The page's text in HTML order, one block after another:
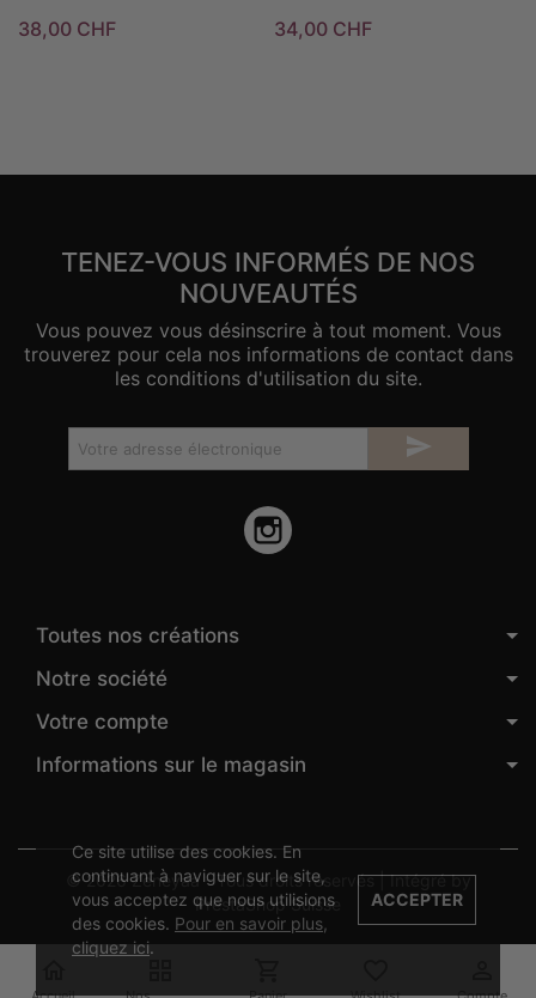
38,00 CHF 34,00 CHF
TENEZ-VOUS INFORMÉS DE NOS
NOUVEAUTÉS
Vous pouvez vous désinscrire à tout moment. Vous
trouverez pour cela nos informations de contact dans
les conditions d'utilisation du site.

Toutes nos créations
Notre société
Votre compte
Informations sur le magasin
© 2026 Zeneyaa - Tous droits réservés | Intégré by
PrestaShop Suisse
Ce site utilise des cookies. En
continuant à naviguer sur le site,
vous acceptez que nous utilisions
des cookies. Pour en savoir plus,
cliquez ici.
ACCEPTER